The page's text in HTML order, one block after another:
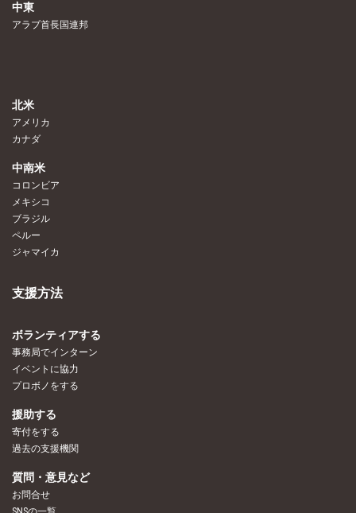
中東
アラブ首長国連邦
北米
アメリカ
カナダ
中南米
コロンビア
メキシコ
ブラジル
ペルー
ジャマイカ
支援方法
ボランティアする
事務局でインターン
イベントに協力
プロボノをする
援助する
寄付をする
過去の支援機関
質問・意見など
お問合せ